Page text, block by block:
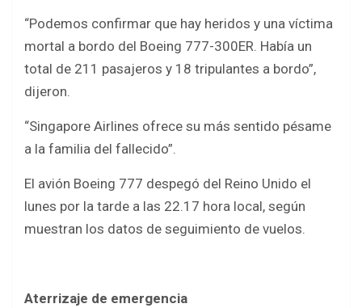
k
p
“Podemos confirmar que hay heridos y una víctima
mortal a bordo del Boeing 777-300ER. Había un
total de 211 pasajeros y 18 tripulantes a bordo”,
dijeron.
“Singapore Airlines ofrece su más sentido pésame
a la familia del fallecido”.
El avión Boeing 777 despegó del Reino Unido el
lunes por la tarde a las 22.17 hora local, según
muestran los datos de seguimiento de vuelos.
Aterrizaje de emergencia